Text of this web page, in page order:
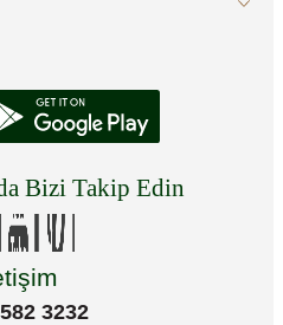
Bizi Takip Edin
3232